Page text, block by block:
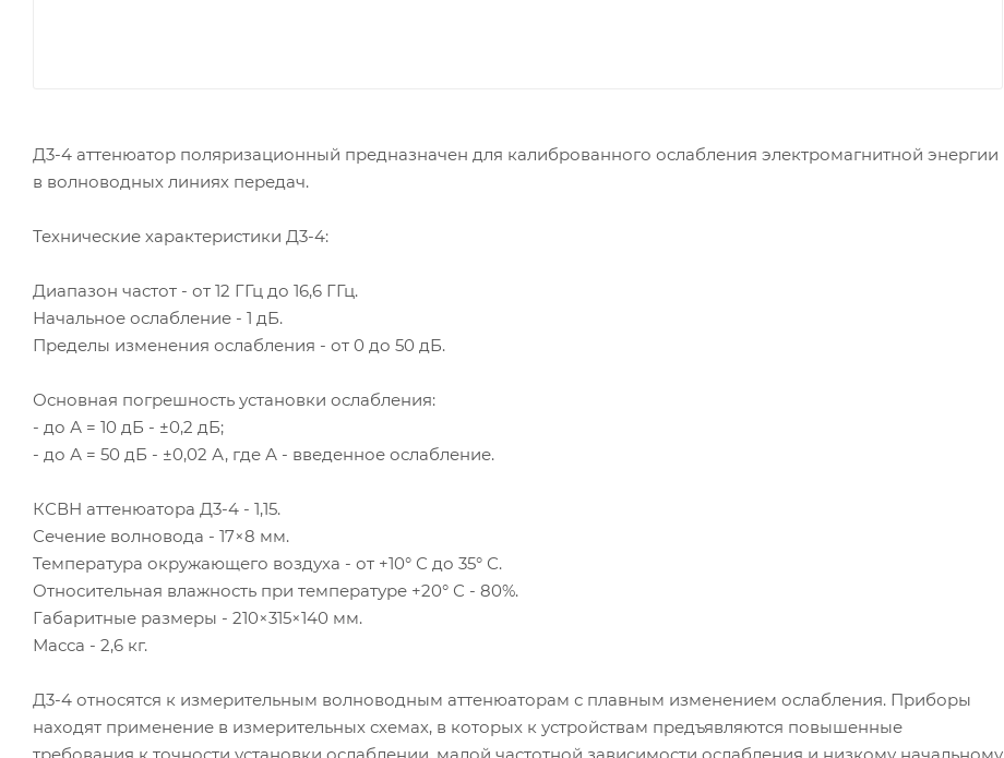
Д3-4 аттенюатор поляризационный предназначен для калиброванного ослабления электромагнитной энергии
в волноводных линиях передач.
Технические характеристики Д3-4:
Диапазон частот - от 12 ГГц до 16,6 ГГц.
Начальное ослабление - 1 дБ.
Пределы изменения ослабления - от 0 до 50 дБ.
Основная погрешность установки ослабления:
- до А = 10 дБ - ±0,2 дБ;
- до А = 50 дБ - ±0,02 А, где А - введенное ослабление.
КСВН аттенюатора Д3-4 - 1,15.
Сечение волновода - 17×8 мм.
Температура окружающего воздуха - от +10° С до 35° С.
Относительная влажность при температуре +20° С - 80%.
Габаритные размеры - 210×315×140 мм.
Масса - 2,6 кг.
Д3-4 относятся к измерительным волноводным аттенюаторам с плавным изменением ослабления. Приборы
находят применение в измерительных схемах, в которых к устройствам предъявляются повышенные